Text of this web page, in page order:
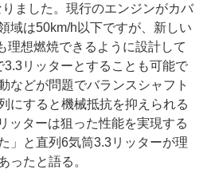
ました。現行のエンジンがカバ
域は50km/h以下ですが、新しい
理想燃焼できるように設計して
リッターとすることも可能で
などが問題でバランスシャフト
にすると機械抵抗を抑えられる
ッターは狙った性能を実現する
」と直列6気筒3.3リッターが理
ったと語る。